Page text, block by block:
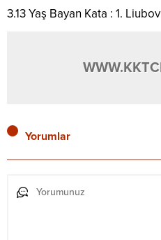
3.13 Yaş Bayan Kata : 1.
Yorumlar